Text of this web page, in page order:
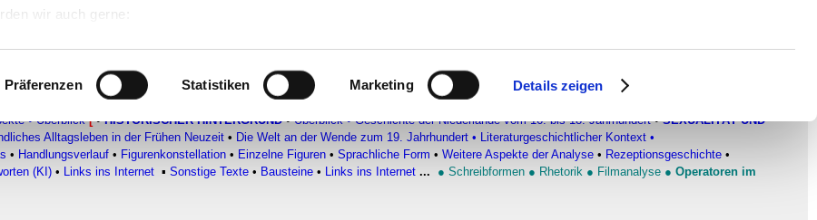
wir auch gerne:
Scannen nach bestimmten Merkmalen (Fingerprinting) identifizieren
wie Ihre persönlichen Daten verarbeitet werden, und legen Sie Ihre
Einzelheitenfest.
Inhalte und Anzeigen zu personalisieren, Funktionen für soziale Medien
Präferenzen Statistiken Marketing Details zeigen
VON KLEIST (1777-1811) Erzählende Texte DRAMATISCHE TEXTE
•Überblick [• HISTORISCHER HINTERGRUND •Überblick •Geschichte der Niederlande vom 16. bis 18. Jahrhundert • SEXUALITÄT UND
Alltagsleben in der Frühen Neuzeit • Die Welt an der Wende zum 19. Jahrhundert • Literaturgeschichtlicher Kontext •
• Handlungsverlauf • Figurenkonstellation • Einzelne Figuren • Sprachliche Form • Weitere Aspekte der Analyse • Rezeptionsgeschichte •
(KI) • Links ins Internet ▪ Sonstige Texte • Bausteine • Links ins Internet ... ● Schreibformen ● Rhetorik ● Filmanalyse ● Operatoren im